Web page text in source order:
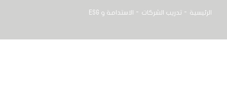
الرئيسية تدريب الشركات الاستدامة و ESG